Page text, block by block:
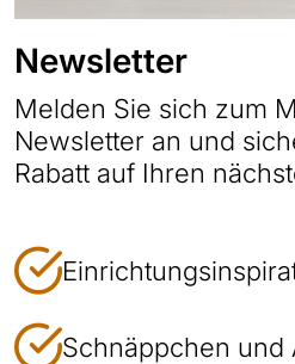
Newsletter
Melden Sie sich zum
Newsletter an und
Rabatt auf Ihren
Schnäppchen und